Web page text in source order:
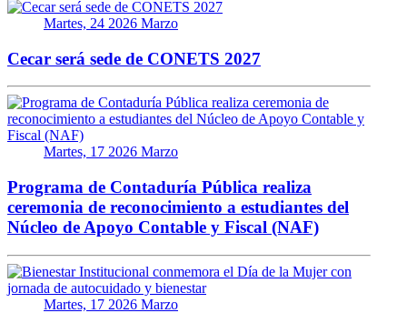
Martes, 24 2026 Marzo
Cecar será sede de CONETS 2027
Martes, 17 2026 Marzo
Programa de Contaduría Pública realiza
ceremonia de reconocimiento a estudiantes del
Núcleo de Apoyo Contable y Fiscal (NAF)
Martes, 17 2026 Marzo